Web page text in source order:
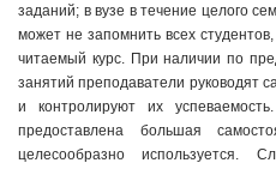
заданий; в вузе в течение целого
может не запомнить всех
читаемый курс. При наличии по
занятий преподаватели руководят
и контролируют их
предоставлена большая
целесообразно используется.